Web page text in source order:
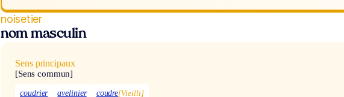
noisetier
nom masculin
Sens principaux
[Sens commun]
coudrier avelinier coudre[Vieilli]